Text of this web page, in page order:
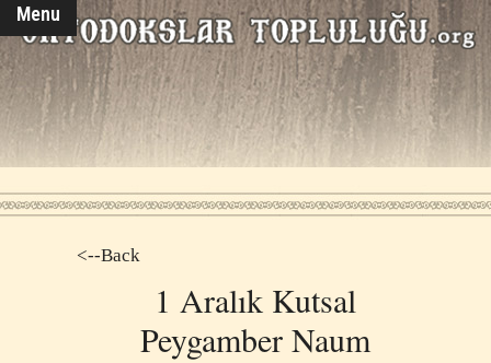
Menu
<--Back
1 Aralık Kutsal
Peygamber Naum